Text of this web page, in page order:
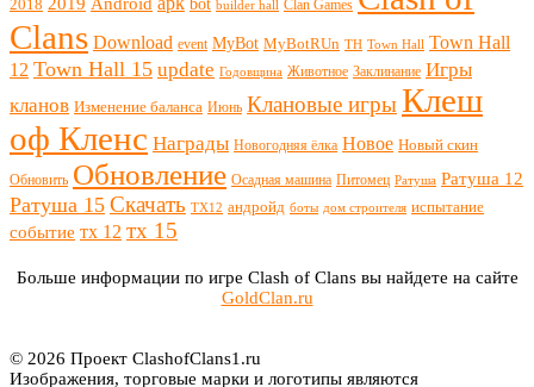
2018 2019 Android bot builder hall Clan Games
Clans Download event MyBot MyBotRUn TH Town Hall Town Hall
12 Town Hall 15 update Годовщина Животное Заклинание Игры
кланов Изменение баланса Июнь Клановые игрыКлеш
оф Кленс Награды Новогодняя ёлка Новое Новый скин
Обновить Обновление Осадная машина Питомец Ратуша Ратуша 12
Ратуша 15 Скачать ТХ12 андройд боты дом строителя испытание
событие тх 12 тх 15
Больше информации по игре Clash of Clans вы найдете на сайте
GoldClan.ru
© 2026 Проект ClashofClans1.ru
Изображения, торговые марки и логотипы являются